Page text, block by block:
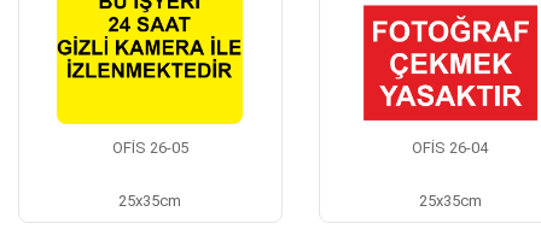
OFİS 26-05
25x35cm
OFİS 26-04
25x35cm